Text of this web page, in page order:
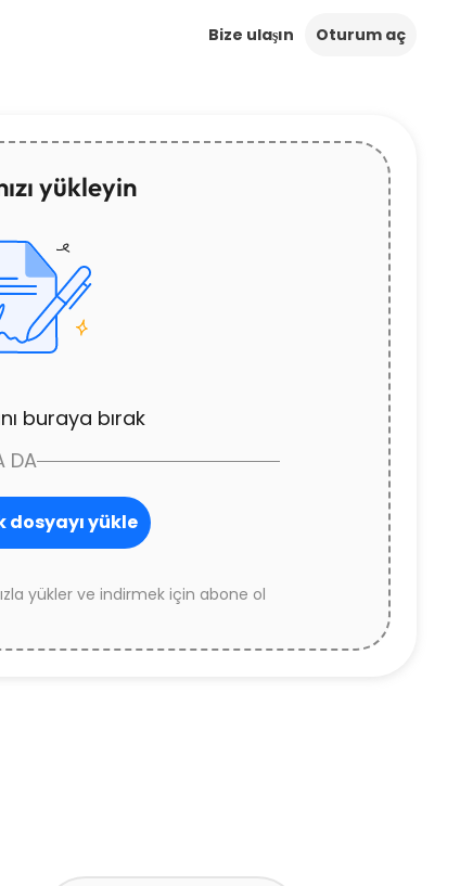
Bize ulaşın Oturum aç
yükleyin
buraya bırak
DA
yükle
yükler ve indirmek için abone ol